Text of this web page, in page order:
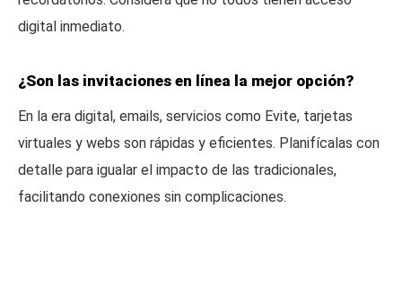
digital inmediato.
¿Son las invitaciones en línea la mejor opción?
En la era digital, emails, servicios como Evite, tarjetas
virtuales y webs son rápidas y eficientes. Planifícalas con
detalle para igualar el impacto de las tradicionales,
facilitando conexiones sin complicaciones.